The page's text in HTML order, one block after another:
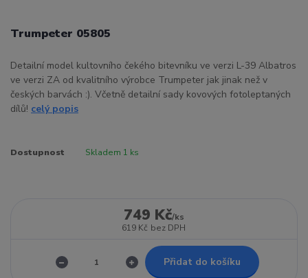
Trumpeter 05805
Detailní model kultovního čekého bitevníku ve verzi L-39 Albatros
ve verzi ZA od kvalitního výrobce Trumpeter jak jinak než v
českých barvách :). Včetně detailní sady kovových fotoleptaných
dílů! celý popis
Dostupnost Skladem 1 ks
749 Kč/ks
619 Kč bez DPH
Přidat do košíku